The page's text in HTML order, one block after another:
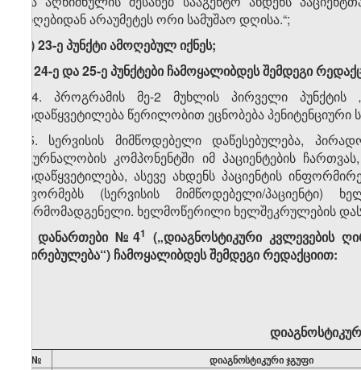
მიღებიდან არაუმეტეს ორი სამუშაო დღისა.“;
დ) 23-ე პუნქტი ამოღებულ იქნეს;
ე) 24-ე და 25-ე პუნქტები ჩამოყალიბდეს შემდეგი
„24. პროგრამის მე-2 მუხლის პირველი პუნქტის
გადაწყვეტილება წერილობით ეცნობება პენიტენციური
25. სერვისის მიმწოდებელი დაწესებულება,
მკურნალობის კომპონენტში იმ პაციენტების
გადაწყვეტილება, ასევე ახდენს პაციენტის
აფორმებს (სერვისის მიმწოდებელი/პაციენტი)
წარმომადგენელი. ხელმოწერილი ხელშეკრულების
3. დანართები №4​1
(„დიაგნოსტიკური კვლევების
ღირებულება“) ჩამოყალიბდეს შემდეგი რედაქციით:
№ დიაგნოსტიკურიჯგუფი